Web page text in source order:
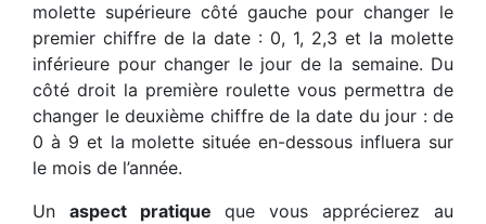
molette supérieure côté gauche pour changer le
premier chiffre de la date : 0, 1, 2,3 et la molette
inférieure pour changer le jour de la semaine. Du
côté droit la première roulette vous permettra de
changer le deuxième chiffre de la date du jour : de
0 à 9 et la molette située en-dessous influera sur
le mois de l’année.
Un aspect pratique que vous apprécierez au